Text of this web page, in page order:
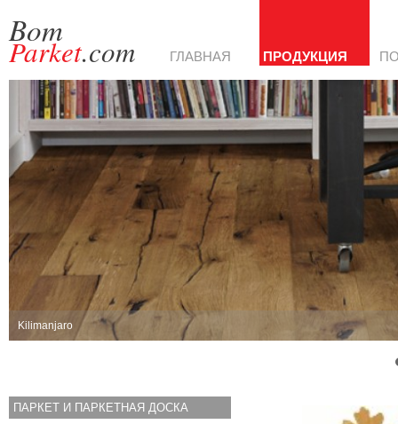
Bom
Parket.com ГЛАВНАЯ ПРОДУКЦИЯ
Kilimanjaro
ПАРКЕТ И ПАРКЕТНАЯ ДОСКА